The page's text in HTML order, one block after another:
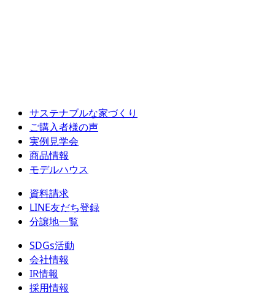
サステナブルな家づくり
ご購入者様の声
実例見学会
商品情報
モデルハウス
資料請求
LINE友だち登録
分譲地一覧
SDGs活動
会社情報
IR情報
採用情報